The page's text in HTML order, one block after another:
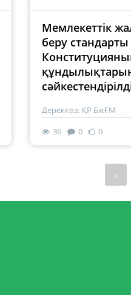
Мемлекеттік
беру
Дереккөз: ҚР БжҒМ
36
0 0
‹